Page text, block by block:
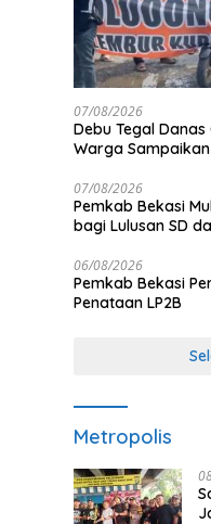
07/08/2026
Debu Tegal
Warga
07/08/2026
Pemkab Bekasi
bagi Lulusan SD
06/08/2026
Pemkab Bekasi
Penataan LP2B
Metropolis